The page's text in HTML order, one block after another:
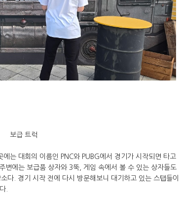
보급 트럭
는 대회의 이름인 PNC와 PUBG에서 경기가 시작되면 타고
변에는 보급품 상자와 3뚝, 게임 속에서 볼 수 있는 상자들도
다. 경기 시작 전에 다시 방문해보니 대기하고 있는 스탭들이
.